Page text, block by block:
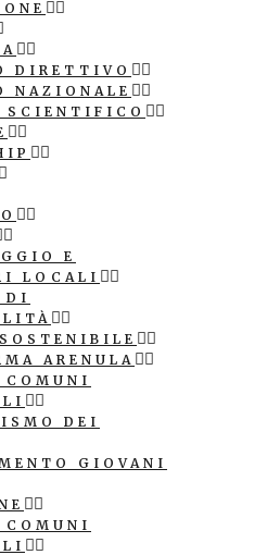
DIRETTIVO
NAZIONALE
SCIENTIFICO
E
LOCALI
DI
ARENULA
DEI
GIOVANI